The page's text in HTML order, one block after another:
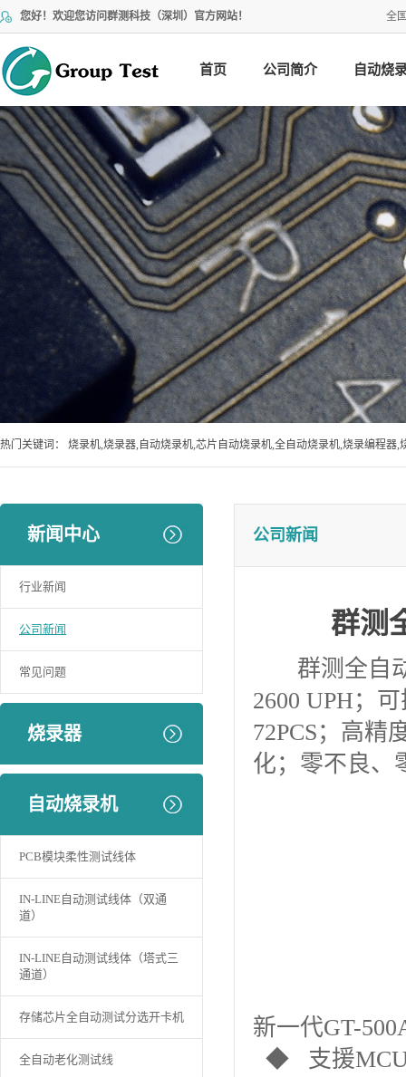
您好！欢迎您访问群测科技（深圳）官方网站！ 全
首页 公司简介 自动烧
热门关键词： 烧录机,烧录器,自动烧录机,芯片自动烧录机,全自动烧录机,烧录编程器,
新闻中心
行业新闻
公司新闻
常见问题
烧录器
自动烧录机
PCB模块柔性测试线体
IN-LINE自动测试线体（双通
道）
IN-LINE自动测试线体（塔式三
通道）
存储芯片全自动测试分选开卡机
全自动老化测试线
公司新闻
群测
群测全自动
2600 UPH；
72PCS；高精
化；零不良、
新一代GT-
◆ 支援MCU/